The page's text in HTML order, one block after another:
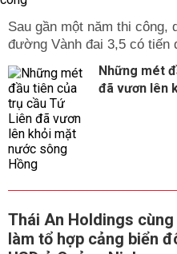
Sau gần một năm thi công,
đường Vành đai 3,5 có tiến
Những mét
đã vươn lên
Thái An Holdings
làm tổ hợp cảng biển